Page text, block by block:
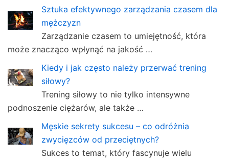
Sztuka efektywnego zarządzania czasem dla
mężczyzn
Zarządzanie czasem to umiejętność, która
może znacząco wpłynąć na jakość …
Kiedy i jak często należy przerwać trening
siłowy?
Trening siłowy to nie tylko intensywne
podnoszenie ciężarów, ale także …
Męskie sekrety sukcesu – co odróżnia
zwycięzców od przeciętnych?
Sukces to temat, który fascynuje wielu